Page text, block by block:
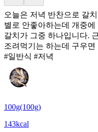
오늘은 저녁 반찬으로 갈
별로 안좋아하는데 개중에
갈치가 그중 하나입니다.
조려먹기는 하는데 구우
#일반식 #저녁
100g(100g)
143kcal